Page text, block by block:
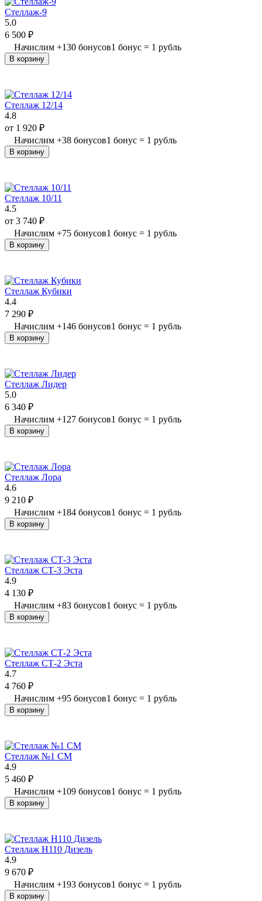
Стеллаж-9
5.0
6 500 ₽
Начислим +130 бонусов1 бонус = 1 рубль
В корзину
Стеллаж 12/14
4.8
от 1 920 ₽
Начислим +38 бонусов1 бонус = 1 рубль
В корзину
Стеллаж 10/11
4.5
от 3 740 ₽
Начислим +75 бонусов1 бонус = 1 рубль
В корзину
Стеллаж Кубики
4.4
7 290 ₽
Начислим +146 бонусов1 бонус = 1 рубль
В корзину
Стеллаж Лидер
5.0
6 340 ₽
Начислим +127 бонусов1 бонус = 1 рубль
В корзину
Стеллаж Лора
4.6
9 210 ₽
Начислим +184 бонусов1 бонус = 1 рубль
В корзину
Стеллаж СТ-3 Эста
4.9
4 130 ₽
Начислим +83 бонусов1 бонус = 1 рубль
В корзину
Стеллаж СТ-2 Эста
4.7
4 760 ₽
Начислим +95 бонусов1 бонус = 1 рубль
В корзину
Стеллаж №1 СМ
4.9
5 460 ₽
Начислим +109 бонусов1 бонус = 1 рубль
В корзину
Стеллаж H110 Дизель
4.9
9 670 ₽
Начислим +193 бонусов1 бонус = 1 рубль
В корзину